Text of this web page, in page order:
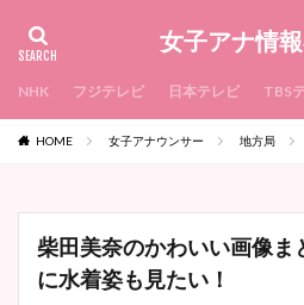
女子アナ情
NHK フジテレビ 日本テレビ TBS
HOME 女子アナウンサー 地方局
柴田美奈のかわいい画像ま
に水着姿も見たい！